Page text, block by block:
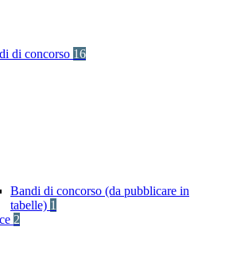
di concorso 16
Bandi di concorso (da pubblicare in
tabelle) 1
2